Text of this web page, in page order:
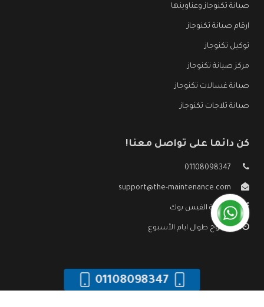
صيانة تكنوجاز وعناوينها
ارقام صيانة تكنوجاز
توكيل تكنوجاز
مركز صيانة تكنوجاز
صيانة غسالات تكنوجاز
صيانة ثلاجات تكنوجاز
كن دائما على تواصل معنا!
01108098347
support@the-maintenance.com
صفحة الفيس بوك
مفتوح طوال ايام الأسبوع
01108098347